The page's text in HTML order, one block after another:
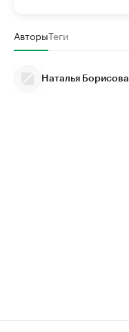
АвторыТеги
Наталья Борисова